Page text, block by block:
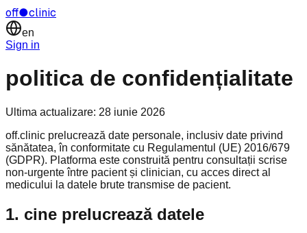
off●clinic
en
Sign in
politica de confidențialitate
Ultima actualizare: 28 iunie 2026
off.clinic prelucrează date personale, inclusiv date privind
sănătatea, în conformitate cu Regulamentul (UE) 2016/679
(GDPR). Platforma este construită pentru consultații scrise
non-urgente între pacient și clinician, cu acces direct al
medicului la datele brute transmise de pacient.
1. cine prelucrează datele